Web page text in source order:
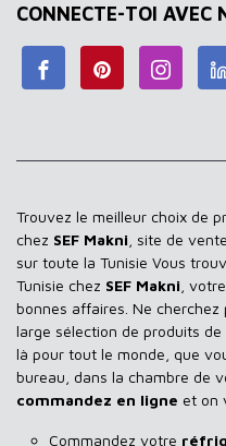
CONNECTE-TOI AVEC
Trouvez le meilleur choix de
chez SEF Makni , site de
sur toute la Tunisie Vous
Tunisie chez SEF Makni ,
bonnes affaires. Ne cherchez
large sélection de produits
là pour tout le monde, que
bureau, dans la chambre de
commandez en ligne et on
Commandez votre